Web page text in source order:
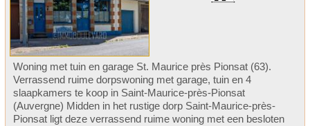
Woning met tuin en garage St. Maurice près Pionsat (63).
Verrassend ruime dorpswoning met garage, tuin en 4
slaapkamers te koop in Saint-Maurice-près-Pionsat
(Auvergne) Midden in het rustige dorp Saint-Maurice-près-
Pionsat ligt deze verrassend ruime woning met een besloten